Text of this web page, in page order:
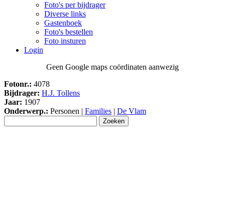
Foto's per bijdrager
Diverse links
Gastenboek
Foto's bestellen
Foto insturen
Login
Geen Google maps coördinaten aanwezig
Fotonr.: 4078
Bijdrager: H.J. Tollens
Jaar: 1907
Onderwerp.: Personen | Families | De Vlam